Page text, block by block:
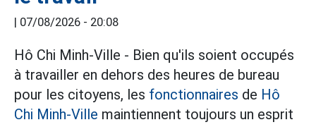
07/08/2026 - 20:08
Hô Chi Minh-Ville - Bien qu'ils soient occupés
à travailler en dehors des heures de bureau
pour les citoyens, les fonctionnaires de Hô
Chi Minh-Ville maintiennent toujours un esprit